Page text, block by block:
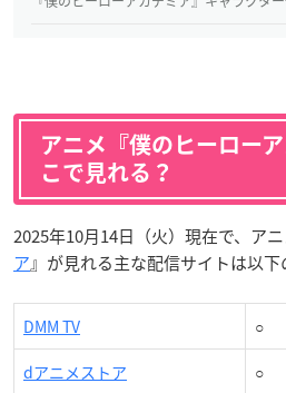
アニメ『僕のヒーロー
こで見れる？
2025年10月14日（火）現在で、ア
ア』が見れる主な配信サイトは以下
DMM TV ○
dアニメストア ○